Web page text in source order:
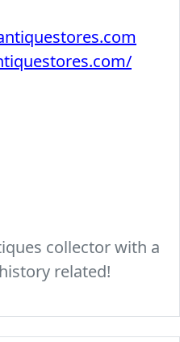
collector with a
related!